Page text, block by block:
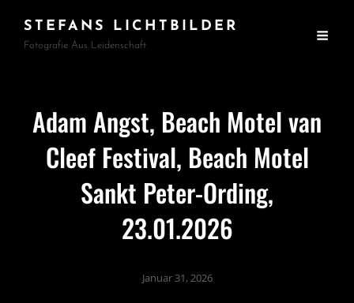
STEFANS LICHTBILDER
Fotografie Aus Leidenschaft
Adam Angst, Beach Motel van
Cleef Festival, Beach Motel
Sankt Peter-Ording,
23.01.2026
Januar 31, 2026